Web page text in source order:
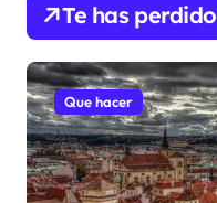
Te has perdido
Que hacer